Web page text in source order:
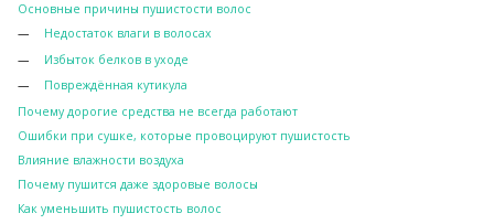
Основные причины пушистости волос
Недостаток влаги в волосах
Избыток белков в уходе
Повреждённая кутикула
Почему дорогие средства не всегда работают
Ошибки при сушке, которые провоцируют пушистость
Влияние влажности воздуха
Почему пушится даже здоровые волосы
Как уменьшить пушистость волос